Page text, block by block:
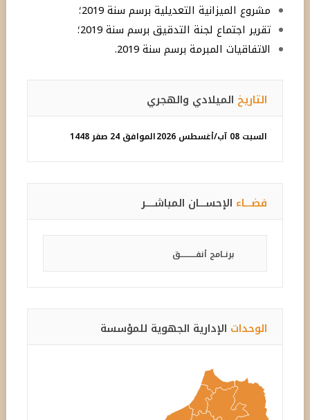
مشروع الميزانية التعديلية برسم سنة2019
؛
تقرير اجتماع لجنة التدقيق برسم سنة2019
؛
الاتفاقيات المبرمة برسم سنة2019.
التاريخ الميلادي والهجري
السبت 08 آب/أغسطس 2026 الموافق 24 صفر 1448
فضـــاء الإحســـان المباشــــر
برنــامج أنفـــــــــــق
الوحدات الإدارية الجهوية للمؤسسة